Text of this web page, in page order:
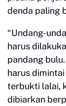
denda paling
“Undang-
harus
pandang
harus
terbukti lalai,
dibiarkan